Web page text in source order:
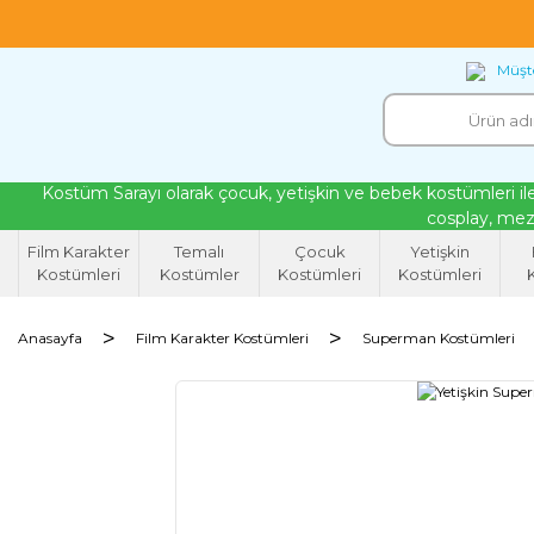
Kostüm Sarayı olarak çocuk, yetişkin ve bebek kostümleri
cosplay,
Film Karakter
Kostümleri
Temalı
Kostümler
Çocuk
Kostümleri
Yetişkin
Kostümleri
Anasayfa Film Karakter Kostümleri Superman Kostümleri